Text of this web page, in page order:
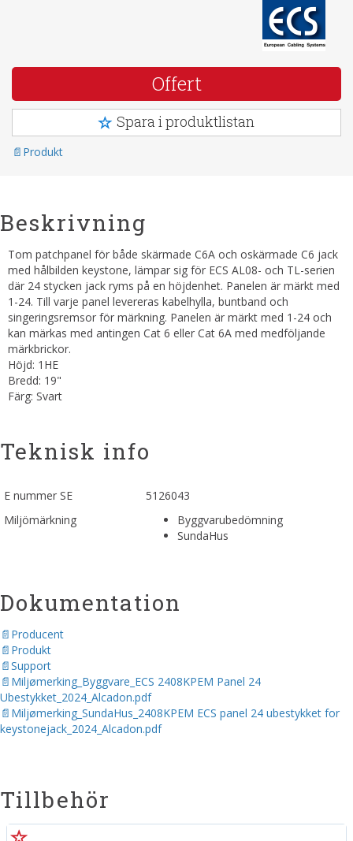
Offert
Spara i produktlistan
Produkt
Beskrivning
Tom patchpanel för både skärmade C6A och oskärmade C6 jack
med hålbilden keystone, lämpar sig för ECS AL08- och TL-serien
där 24 stycken jack ryms på en höjdenhet. Panelen är märkt med
1-24. Till varje panel levereras kabelhylla, buntband och
singeringsremsor för märkning. Panelen är märkt med 1-24 och
kan märkas med antingen Cat 6 eller Cat 6A med medföljande
märkbrickor.
Höjd: 1HE
Bredd: 19"
Färg: Svart
Teknisk info
E nummer SE
5126043
Miljömärkning
Byggvarubedömning
SundaHus
Dokumentation
Producent
Produkt
Support
Miljømerking_Byggvare_ECS 2408KPEM Panel 24
Ubestykket_2024_Alcadon.pdf
Miljømerking_SundaHus_2408KPEM ECS panel 24 ubestykket for
keystonejack_2024_Alcadon.pdf
Tillbehör